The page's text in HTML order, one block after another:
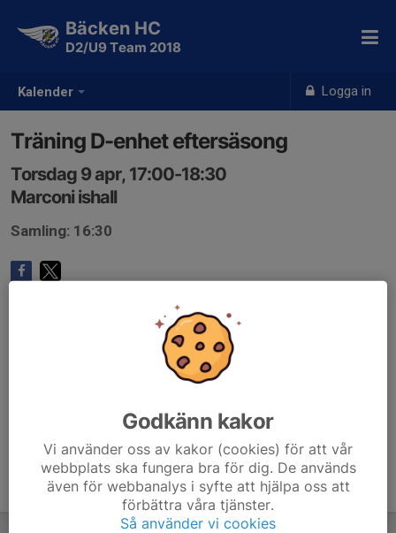
Kalender Logga in
Bäcken HC
D2/U9 Team 2018
Träning D-enhet eftersäsong
Torsdag 9 apr, 17:00-18:30
Marconi ishall
Samling: 16:30
Godkänn kakor
Vi använder oss av kakor (cookies) för att vår
webbplats ska fungera bra för dig. De används
även för webbanalys i syfte att hjälpa oss att
förbättra våra tjänster.
Så använder vi cookies